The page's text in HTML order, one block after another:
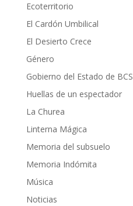
Ecoterritorio
El Cardón Umbilical
El Desierto Crece
Género
Gobierno del Estado de BCS
Huellas de un espectador
La Churea
Linterna Mágica
Memoria del subsuelo
Memoria Indómita
Música
Noticias